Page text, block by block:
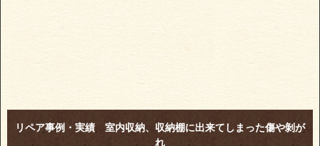
リペア事例・実績 室内収納、収納棚に出来てしまった傷や剝が
れ